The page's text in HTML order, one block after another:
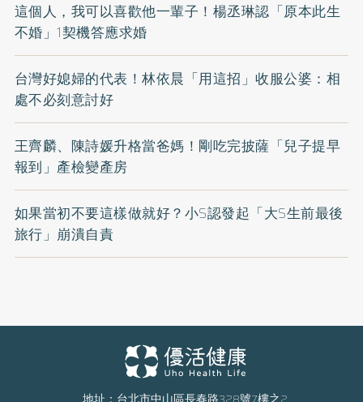
這個人，我可以喜歡他一輩子！楊丞琳認「原本此生
不婚」1契機答應求婚
台灣好媳婦的代表！林依晨「用這招」收服公婆：相
處不必刻意討好
王齊麟、陳詩媛升格當爸媽！剛吃完披薩「兒子提早
報到」產檢變產房
如果當初不要這樣做就好？小S認發起「大S生前最後
旅行」崩潰自責